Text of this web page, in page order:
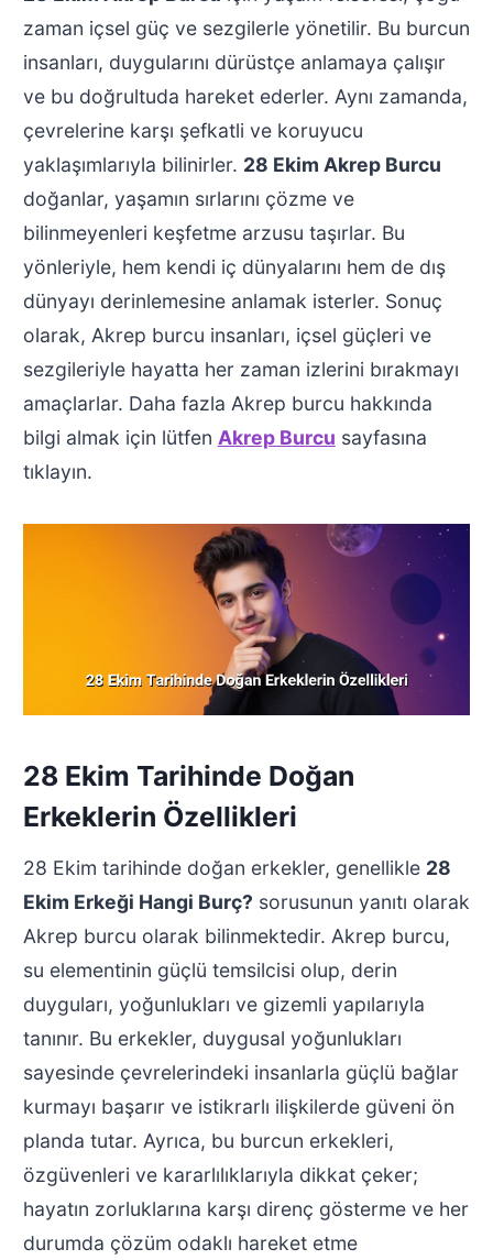
zaman içsel güç ve sezgilerle yönetilir. Bu burcun
insanları, duygularını dürüstçe anlamaya çalışır
ve bu doğrultuda hareket ederler. Aynı zamanda,
çevrelerine karşı şefkatli ve koruyucu
yaklaşımlarıyla bilinirler. 28 Ekim Akrep Burcu
doğanlar, yaşamın sırlarını çözme ve
bilinmeyenleri keşfetme arzusu taşırlar. Bu
yönleriyle, hem kendi iç dünyalarını hem de dış
dünyayı derinlemesine anlamak isterler. Sonuç
olarak, Akrep burcu insanları, içsel güçleri ve
sezgileriyle hayatta her zaman izlerini bırakmayı
amaçlarlar. Daha fazla Akrep burcu hakkında
bilgi almak için lütfen Akrep Burcu sayfasına
tıklayın.
28 Ekim Tarihinde Doğan
Erkeklerin Özellikleri
28 Ekim tarihinde doğan erkekler, genellikle 28
Ekim Erkeği Hangi Burç? sorusunun yanıtı olarak
Akrep burcu olarak bilinmektedir. Akrep burcu,
su elementinin güçlü temsilcisi olup, derin
duyguları, yoğunlukları ve gizemli yapılarıyla
tanınır. Bu erkekler, duygusal yoğunlukları
sayesinde çevrelerindeki insanlarla güçlü bağlar
kurmayı başarır ve istikrarlı ilişkilerde güveni ön
planda tutar. Ayrıca, bu burcun erkekleri,
özgüvenleri ve kararlılıklarıyla dikkat çeker;
hayatın zorluklarına karşı direnç gösterme ve her
durumda çözüm odaklı hareket etme